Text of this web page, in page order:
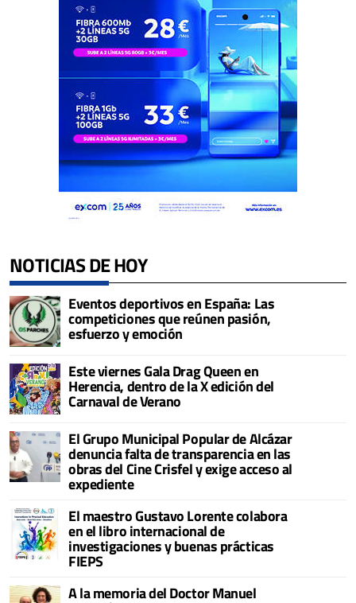
NOTICIAS DE HOY
Eventos deportivos en España: Las
competiciones que reúnen pasión,
esfuerzo y emoción
Este viernes Gala Drag Queen en
Herencia, dentro de la X edición del
Carnaval de Verano
El Grupo Municipal Popular de Alcázar
denuncia falta de transparencia en las
obras del Cine Crisfel y exige acceso al
expediente
El maestro Gustavo Lorente colabora
en el libro internacional de
investigaciones y buenas prácticas
FIEPS
A la memoria del Doctor Manuel